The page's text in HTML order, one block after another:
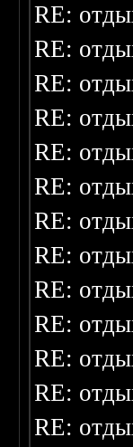
RE:
RE:
RE:
RE:
RE:
RE:
RE:
RE:
RE:
RE:
RE:
RE:
RE: